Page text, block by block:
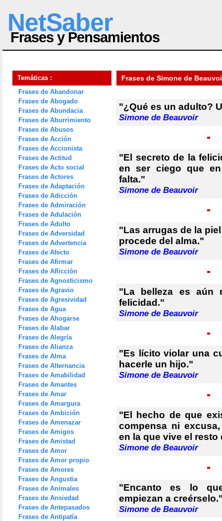
NetSaber
Frases y Pensamientos
Temáticas :
Frases de Abandonar
Frases de Abogado
Frases de Abundacia
Frases de Aburrimiento
Frases de Abusos
Frases de Acción
Frases de Accionista
Frases de Actitud
Frases de Acto social
Frases de Actores
Frases de Adaptación
Frases de Adicción
Frases de Admiración
Frases de Adulación
Frases de Adulto
Frases de Adversidad
Frases de Advertencia
Frases de Afecto
Frases de Afirmar
Frases de Aflicción
Frases de Agnosticismo
Frases de Agravio
Frases de Agresividad
Frases de Agua
Frases de Ahogarse
Frases de Alabar
Frases de Alegría
Frases de Alianza
Frases de Alma
Frases de Alternancia
Frases de Amabilidad
Frases de Amantes
Frases de Amar
Frases de Amargura
Frases de Ambición
Frases de Amenazar
Frases de Amigos
Frases de Amistad
Frases de Amor
Frases de Amor propio
Frases de Amores
Frases de Angustia
Frases de Animales
Frases de Ansiedad
Frases de Antepasados
Frases de Antipatía
Frases de Simone de
"¿Qué es un adulto?
Simone de Beauvoir
"El secreto de la
en ser ciego que
falta."
Simone de Beauvoir
"Las arrugas de la
procede del alma."
Simone de Beauvoir
"La belleza es aún
felicidad."
Simone de Beauvoir
"Es lícito violar una
hacerle un hijo."
Simone de Beauvoir
"El hecho de que
compensa ni
en la que vive el
Simone de Beauvoir
"Encanto es lo
empiezan a
Simone de Beauvoir